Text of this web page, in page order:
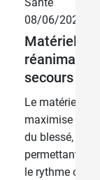
08/06/2026
Matériel
secours
Le matériel
maximise la
du blessé,
permettant
le rythme